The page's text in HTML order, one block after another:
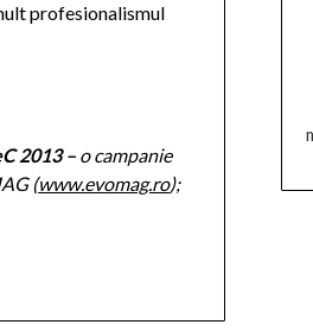
profesionalismul
2013– o campanie
(www.evomag.ro);